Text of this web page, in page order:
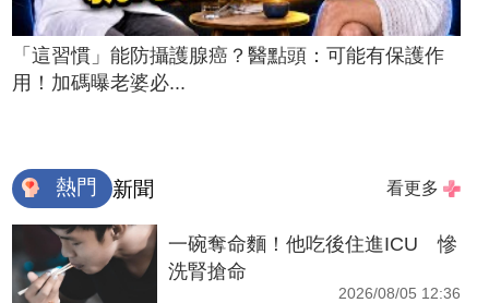
「這習慣」能防攝護腺癌？醫點頭：可能有保護作
用！加碼曝老婆必...
熱門 新聞 看更多
一碗奪命麵！他吃後住進ICU 慘
洗腎搶命
2026/08/05 12:36